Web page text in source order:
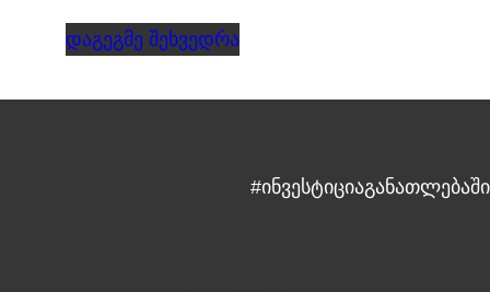
დაგეგმე შეხვედრა
#ინვესტიციაგანათლებაში